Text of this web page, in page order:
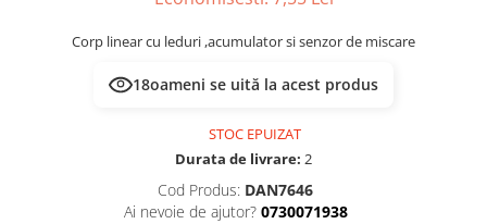
Întrerupătoare/Comutatoare
Ştechere/Stecher adaptor
Corp linear cu leduri ,acumulator si senzor de miscare
18oameni se uită la acest produs
STOC EPUIZAT
Durata de livrare: 2
Cod Produs: DAN7646
Ai nevoie de ajutor? 0730071938